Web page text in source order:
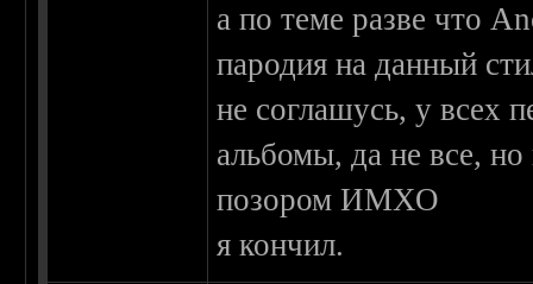
а по теме разве что
пародия на данный
не соглашусь, у всех
альбомы, да не все,
позором ИМХО
я кончил.